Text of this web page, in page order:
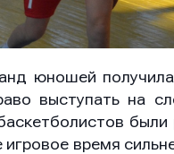
юношей
выступать на
время